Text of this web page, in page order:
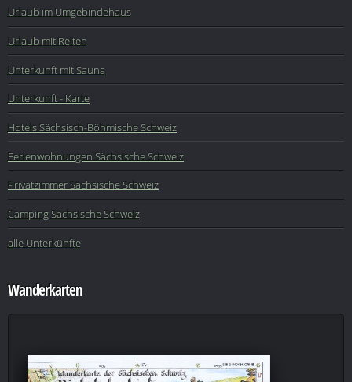
Urlaub im Umgebindehaus
Urlaub mit Reiten
Unterkunft mit Sauna
Unterkunft - Karte
Hotels Sächsisch-Böhmische Schweiz
Ferienwohnungen Sächsische Schweiz
Privatzimmer Sächsische Schweiz
Camping Sächsische Schweiz
alle Unterkünfte
Wanderkarten